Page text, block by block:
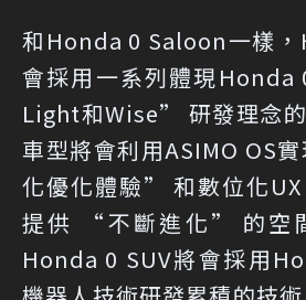
和Honda 0 Saloon一樣，
會採用一系列體現
Light和Wise” 研發理念
車型將會利用ASIMO OS
化優化體驗” 和數位化UX
提供 “不斷進化” 的空
Honda 0 SUV將會採用